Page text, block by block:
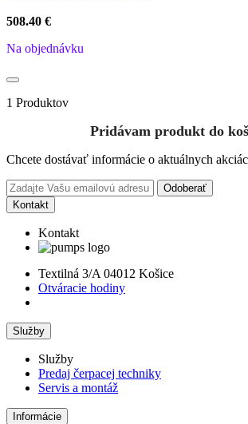
508.40 €
Na objednávku
1 Produktov
Pridávam produkt do
Chcete dostávať informácie o aktuálnych
Odoberať
Kontakt
Kontakt
Textilná 3/A 04012 Košice
Otváracie hodiny
Služby
Služby
Predaj čerpacej techniky
Servis a montáž
Informácie